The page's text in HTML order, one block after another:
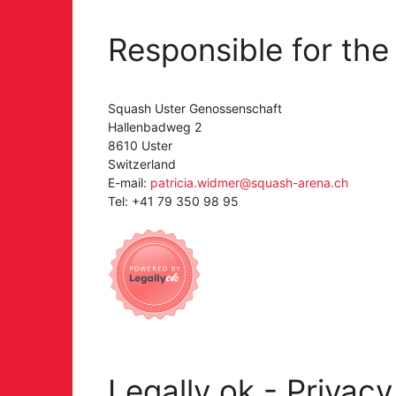
Responsible for
Squash Uster Genossenschaft
Hallenbadweg 2
8610 Uster
Switzerland
E-mail: patricia.widmer@squash-arena.ch
Tel: +41 79 350 98 95